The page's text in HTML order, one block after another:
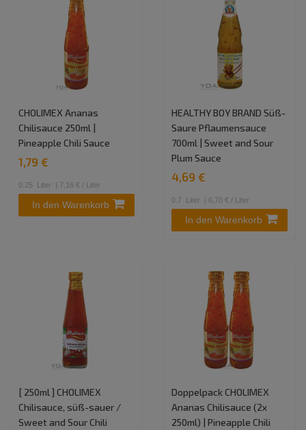
CHOLIMEX Ananas
Chilisauce 250ml |
Pineapple Chili Sauce
1,79 €
0.25 Liter | 7,16 € / Liter
In den Warenkorb
HEALTHY BOY BRAND Süß-
Saure Pflaumensauce
700ml | Sweet and Sour
Plum Sauce
4,69 €
0.7 Liter | 6,70 € / Liter
In den Warenkorb
[ 250ml ] CHOLIMEX
Chilisauce, süß-sauer /
Sweet and Sour Chili
Doppelpack CHOLIMEX
Ananas Chilisauce (2x
250ml) | Pineapple Chili